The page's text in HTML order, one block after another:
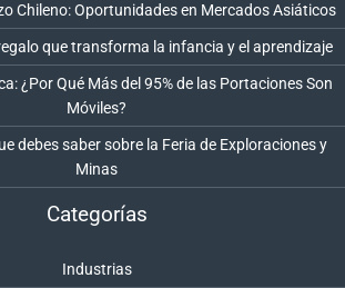
Chileno: Oportunidades en Mercados Asiáticos
que transforma la infancia y el aprendizaje
¿Por Qué Más del 95% de las Portaciones Son
Móviles?
debes saber sobre la Feria de Exploraciones y
Minas
Categorías
Industrias